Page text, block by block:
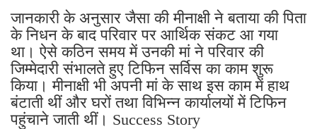
जानकारी के अनुसार जैसा की मीनाक्षी ने बताया की पिता
के निधन के बाद परिवार पर आर्थिक संकट आ गया
था। ऐसे कठिन समय में उनकी मां ने परिवार की
जिम्मेदारी संभालते हुए टिफिन सर्विस का काम शुरू
किया। मीनाक्षी भी अपनी मां के साथ इस काम में हाथ
बंटाती थीं और घरों तथा विभिन्न कार्यालयों में टिफिन
पहुंचाने जाती थीं। Success Story